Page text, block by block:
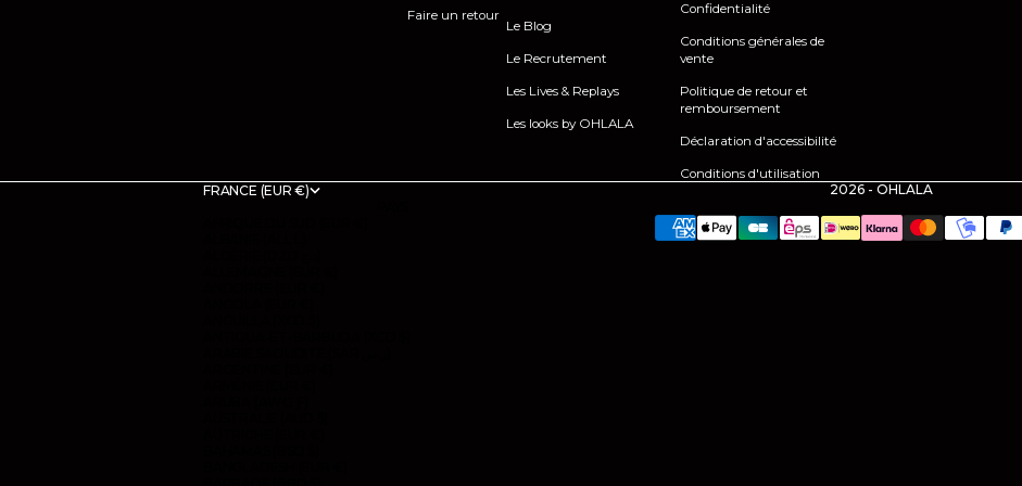
Faire un retour
Le Blog
Le Recrutement
Les Lives & Replays
Les looks by OHLALA
Confidentialité
Conditions générales de
vente
Politique de retour et
remboursement
Déclaration d'accessibilité
Conditions d'utilisation
FRANCE (EUR €)
2026 - OHLALA